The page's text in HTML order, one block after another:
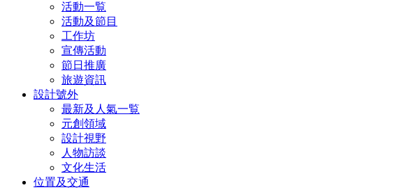
活動一覧
活動及節目
工作坊
宣傳活動
節日推廣
旅遊資訊
設計號外
最新及人氣一覧
元創領域
設計視野
人物訪談
文化生活
位置及交通